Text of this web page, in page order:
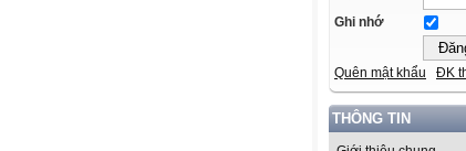
Ghi nhớ
Quên mật khẩu ĐK
THÔNG TIN